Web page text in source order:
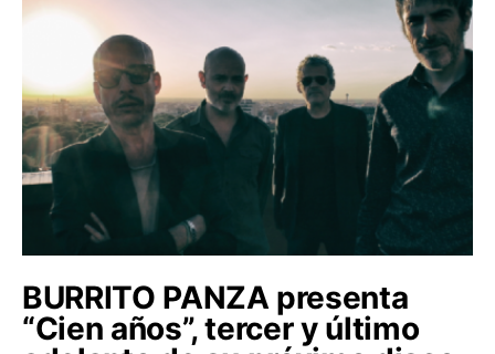
BURRITO PANZA presenta
“Cien años”, tercer y último